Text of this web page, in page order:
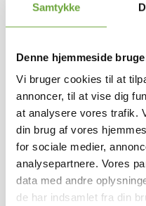
Samtykke
Denne hjemmeside
Vi bruger cookies til at
annoncer, til at vise dig
at analysere vores trafik.
din brug af vores
for sociale medier,
analysepartnere. Vores
data med andre
de har indsamlet fra din
Rum/vær.
Bruttoareal
Antal plan
ØKONOMI
Leje pr. måned
A conto varme
A conto vand